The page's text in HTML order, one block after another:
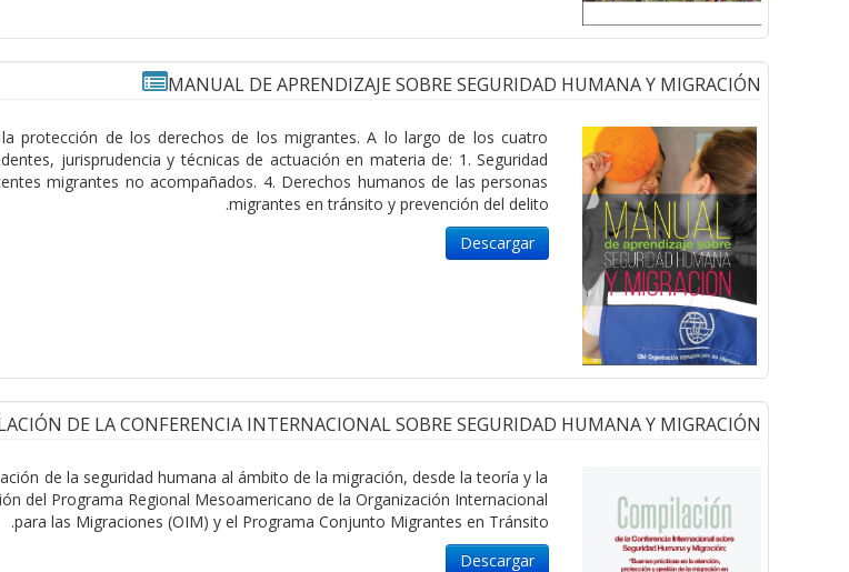
MANUAL DE APRENDIZAJE SOBRE SEGURIDAD HUMANA Y MIGRACIÓN
protección de los derechos de los migrantes. A lo largo de los cuatro
jurisprudencia y técnicas de actuación en materia de: 1. Seguridad
migrantes no acompañados. 4. Derechos humanos de las personas
migrantes en tránsito y prevención del delito.
Descargar
DE LA CONFERENCIA INTERNACIONAL SOBRE SEGURIDAD HUMANA Y MIGRACIÓN
de la seguridad humana al ámbito de la migración, desde la teoría y la
del Programa Regional Mesoamericano de la Organización Internacional
para las Migraciones (OIM) y el Programa Conjunto Migrantes en Tránsito.
Descargar